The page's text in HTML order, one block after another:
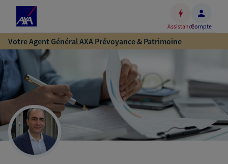
Accéder
au
principal
Accéder
au
pied
AssistanceCompte
Votre Agent Général AXA Prévoyance & Patrimoine